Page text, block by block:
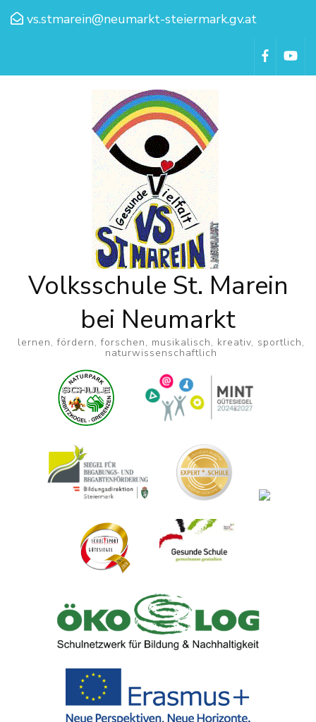
vs.stmarein@neumarkt-steiermark.gv.at
Volksschule St. Marein
bei Neumarkt
lernen, fördern, forschen, musikalisch, kreativ, sportlich,
naturwissenschaftlich